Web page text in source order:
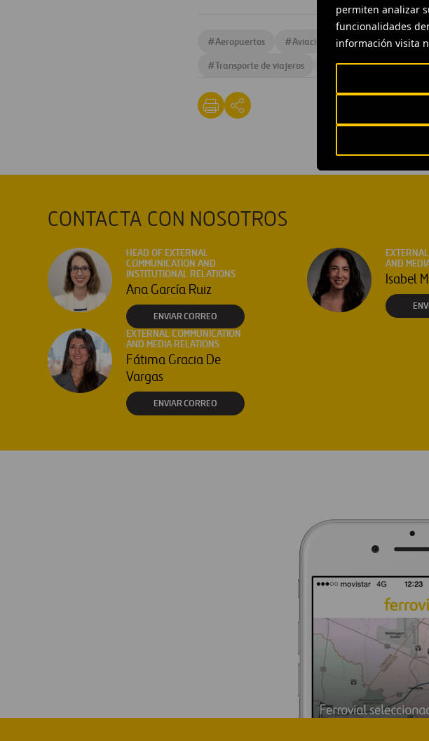
permiten analizar
funcionalidades
información visita
#Aeropuertos #Aviacion #Infraestructura
#Transporte de viajeros Reino Unido #
CONTACTA CON NOSOTROS
HEAD OF EXTERNAL
COMMUNICATION AND
INSTITUTIONAL RELATIONS
Ana García Ruiz
ENVIAR CORREO
AND
Isabel
EXTERNAL COMMUNICATION
AND MEDIA RELATIONS
Fátima Gracia De
Vargas
ENVIAR CORREO